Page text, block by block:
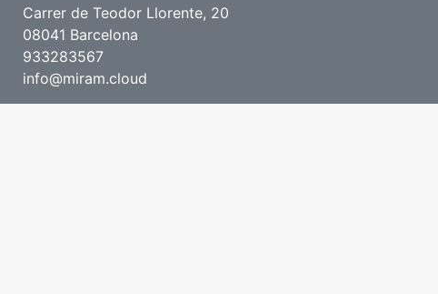
Carrer de Teodor Llorente, 20
08041 Barcelona
933283567
info@miram.cloud